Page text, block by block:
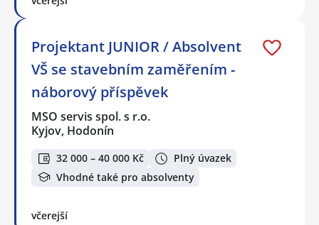
Projektant JUNIOR / Absolvent
VŠ se stavebním zaměřením -
náborový příspěvek
MSO servis spol. s r.o.
Kyjov, Hodonín
32 000 – 40 000 Kč
Plný úvazek
Vhodné také pro absolventy
včerejší